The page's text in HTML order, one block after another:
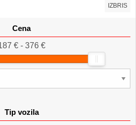
IZBRIS
Cena
€ - 376 €
Tip vozila